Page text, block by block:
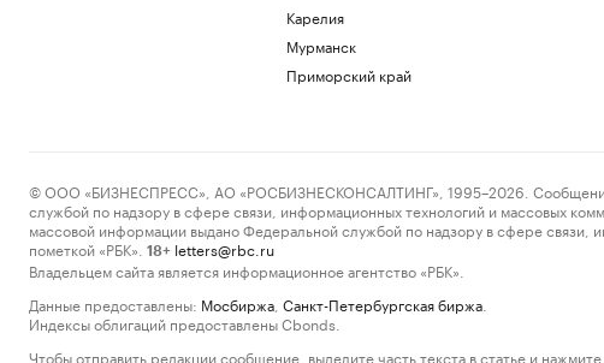
Карелия
Мурманск
Приморский край
© ООО «БИЗНЕСПРЕСС», АО «РОСБИЗНЕСКОНСАЛТИНГ», 1995–2026. Сообщения и
службой по надзору в сфере связи, информационных технологий и массовых
массовой информации выдано Федеральной службой по надзору в сфере
пометкой «РБК».
18+ letters@rbc.ru
Владельцем сайта является информационное агентство «РБК».
Данные предоставлены: Мосбиржа Санкт-Петербургская биржа
Индексы облигаций предоставлены Cbonds.
Чтобы отправить редакции сообщение, выделите часть текста в статье и